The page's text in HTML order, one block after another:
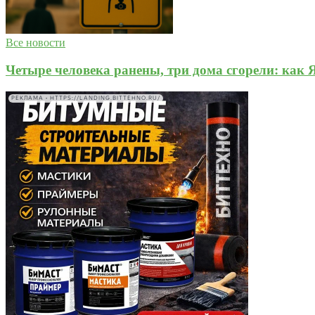
Все новости
Четыре человека ранены, три дома сгорели: как
РЕКЛАМА • HTTPS://LANDING.BITTEHNO.RU/